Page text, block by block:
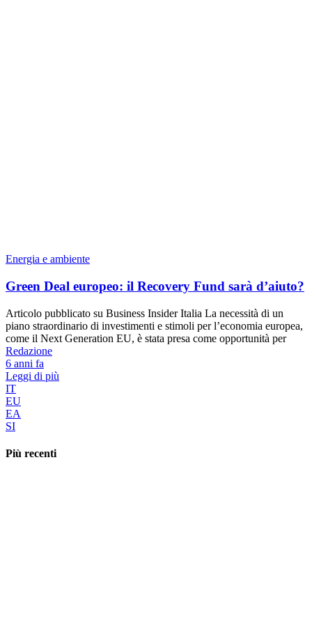
Energia e ambiente
Green Deal europeo: il Recovery Fund sarà d’aiuto?
Articolo pubblicato su Business Insider Italia La necessità di un
piano straordinario di investimenti e stimoli per l’economia europea,
come il Next Generation EU, è stata presa come opportunità per
Redazione
6 anni fa
Leggi di più
IT
EU
EA
SI
Più recenti